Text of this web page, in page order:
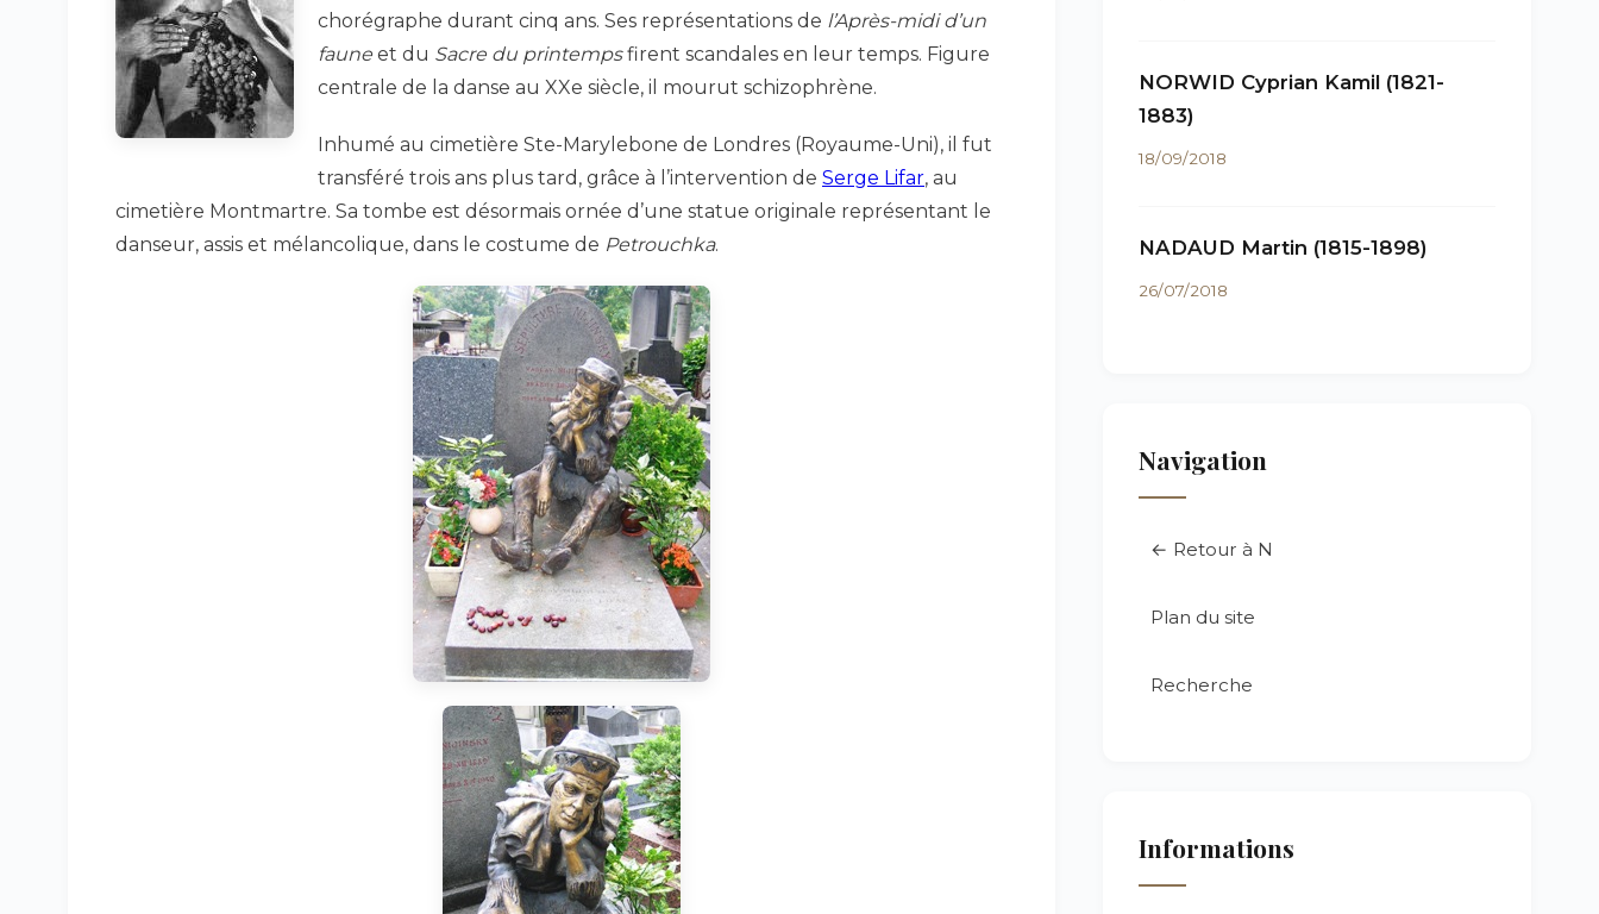
chorégraphe durant cinq ans. Ses représentations de l’Après-midi d’un
faune et du Sacre du printempsfirent scandales en leur temps. Figure
centrale de la danse au XXe siècle, il mourut schizophrène.
Inhumé au cimetière Ste-Marylebone de Londres (Royaume-Uni), il fut
transféré trois ans plus tard, grâce à l’intervention de Serge Lifar, au
cimetière Montmartre. Sa tombe est désormais ornée d’une statue originale représentant le
danseur, assis et mélancolique, dans le costume de Petrouchka.
NORWID Cyprian Kamil (1821-
1883)
18/09/2018
NADAUD Martin (1815-1898)
26/07/2018
Navigation
← Retour à N
Plan du site
Recherche
Informations